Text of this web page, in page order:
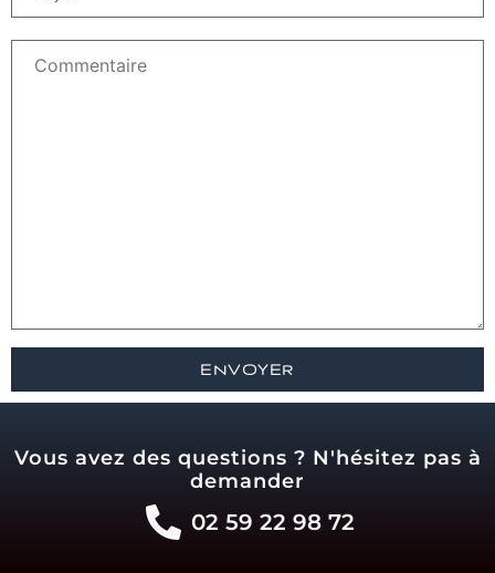
Vous avez des questions ? N'hésitez pas à
demander
02 59 22 98 72